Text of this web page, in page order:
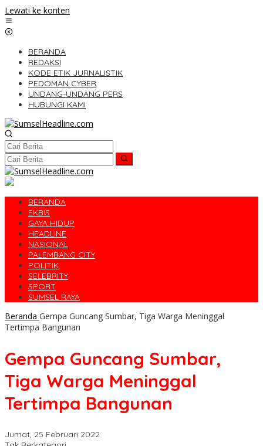
Lewati ke konten
BERANDA
REDAKSI
KODE ETIK JURNALISTIK
PEDOMAN CYBER
UNDANG-UNDANG PERS
HUBUNGI KAMI
BERANDA
EKBIS
GAYA HIDUP
HEADLINE
NASIONAL
PALEMBANG CITY
POLITIK
SELEBRITY
SPORT
SUMSEL RAYA
Beranda Gempa Guncang Sumbar, Tiga Warga Meninggal
Tertimpa Bangunan
Gempa Guncang Sumbar,
Tiga Warga Meninggal
Tertimpa Bangunan
Jumat, 25 Februari 2022